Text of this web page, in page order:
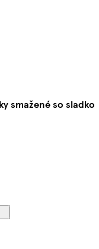
smažené so sladko